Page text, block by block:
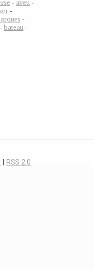
- aveu -
-
-
- bateau -
RSS 2.0